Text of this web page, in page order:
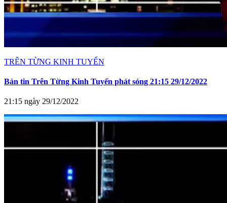
TRÊN TỪNG KINH TUYẾN
Bản tin Trên Từng Kinh Tuyến phát sóng 21:15 29/12/2022
21:15 ngày 29/12/2022